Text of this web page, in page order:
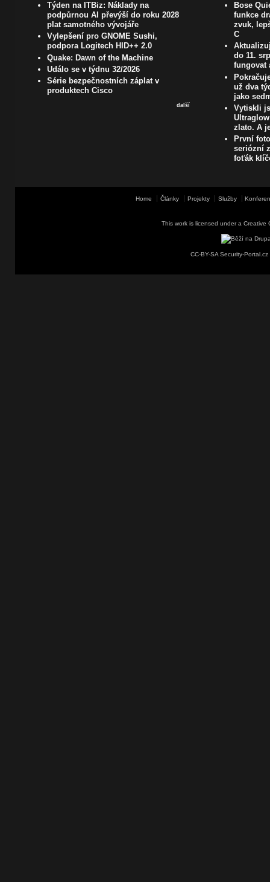
Týden na ITBiz: Náklady na
podpůrnou AI převýší do roku 2028
plat samotného vývojáře
Vylepšení pro GNOME Sushi,
podpora Logitech HID++ 2.0
Quake: Dawn of the Machine
Událo se v týdnu 32/2026
Série bezpečnostních záplat v
produktech Cisco
další
Bose
funkce
zvuk,
C
do 11.
fungovat
už dva
jako
Vytiskli
zlato. A
První
seriózní
foťák
Home Články Projekty Služby
This work is licensed under a Creative
CC-BY-SA Security-